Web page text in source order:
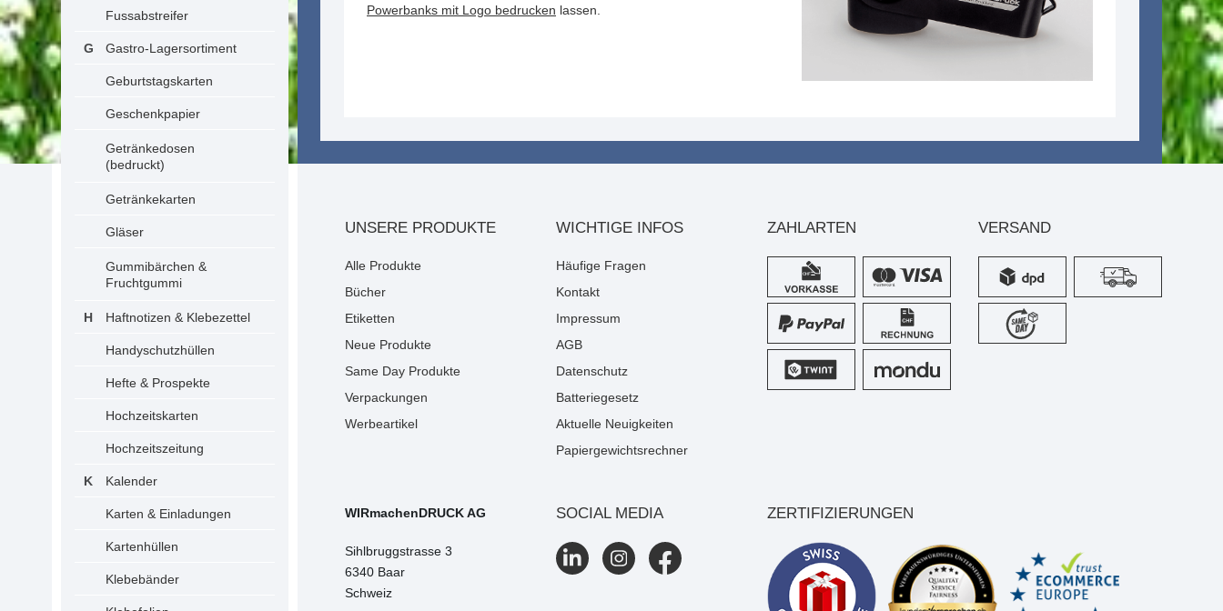
Fussabstreifer
Gastro-Lagersortiment
Geburtstagskarten
Geschenkpapier
Getränkedosen
(bedruckt)
Getränkekarten
Gläser
Gummibärchen &
Fruchtgummi
Haftnotizen & Klebezettel
Handyschutzhüllen
Hefte & Prospekte
Hochzeitskarten
Hochzeitszeitung
Kalender
Karten & Einladungen
Kartenhüllen
Klebebänder
Powerbanks mit Logo bedrucken lassen.
UNSERE PRODUKTE
Alle Produkte
Bücher
Etiketten
Neue Produkte
Same Day Produkte
Verpackungen
Werbeartikel
WICHTIGE INFOS
Häufige Fragen
Kontakt
Impressum
AGB
Datenschutz
Batteriegesetz
Aktuelle Neuigkeiten
Papiergewichtsrechner
ZAHLARTEN VERSAND
WIRmachenDRUCK AG
Sihlbruggstrasse 3
6340 Baar
Schweiz
SOCIAL MEDIA ZERTIFIZIERUNGEN